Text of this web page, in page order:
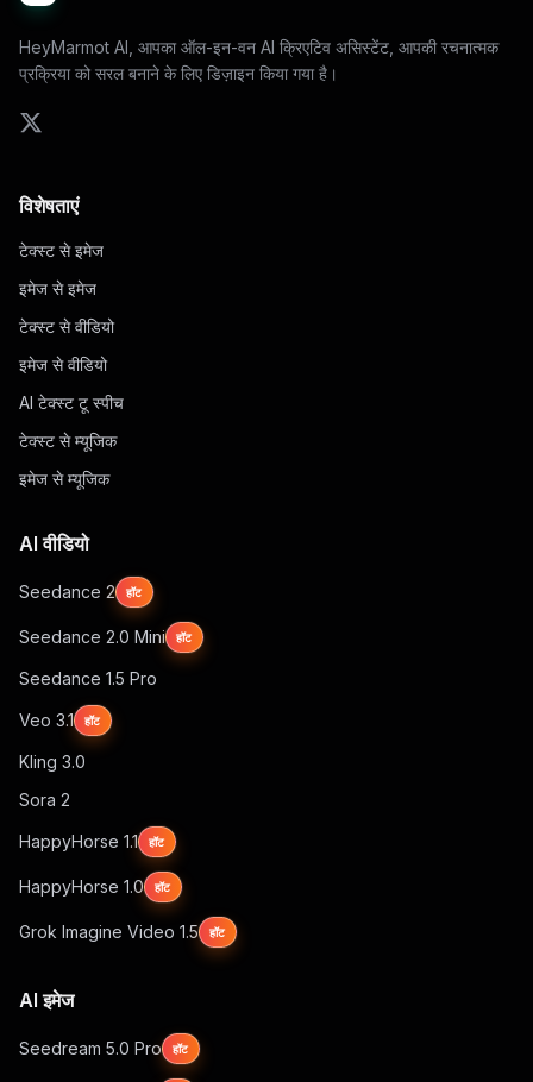
HeyMarmot AI, आपका ऑल-इन-वन AI क्रिएटिव असिस्टेंट, आपकी रचनात्मक
प्रक्रिया को सरल बनाने के लिए डिज़ाइन किया गया है।
विशेषताएं
टेक्स्ट से इमेज
इमेज से इमेज
टेक्स्ट से वीडियो
इमेज से वीडियो
AI टेक्स्ट टू स्पीच
टेक्स्ट से म्यूजिक
इमेज से म्यूजिक
AI वीडियो
Seedance 2 हॉट
Seedance 2.0 Mini हॉट
Seedance 1.5 Pro
Veo 3.1 हॉट
Kling 3.0
Sora 2
HappyHorse 1.1 हॉट
HappyHorse 1.0 हॉट
Grok Imagine Video 1.5 हॉट
AI इमेज
Seedream 5.0 Pro हॉट